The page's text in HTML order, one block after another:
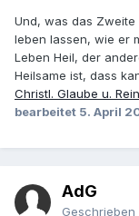
Und, was das
leben lassen, wie er
Leben Heil, der
Heilsame ist, dass
Christl. Glaube u.
bearbeitet 5. April
AdG
Geschrieben